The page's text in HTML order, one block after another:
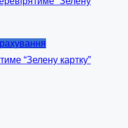
“Зелену картку”